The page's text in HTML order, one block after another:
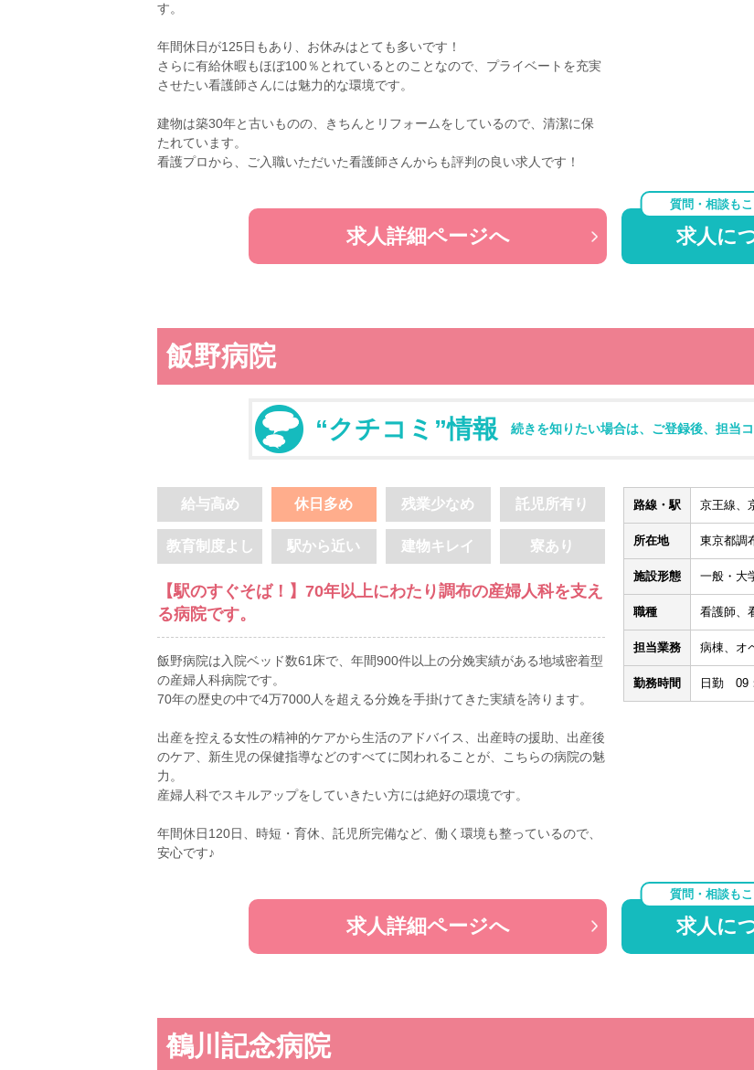
す。
年間休日が125日もあり、お休みはとても多いです！
さらに有給休暇もほぼ100％とれているとのことなので、プライベートを充実
させたい看護師さんには魅力的な環境です。
建物は築30年と古いものの、きちんとリフォームをしているので、清潔に保
たれています。
看護プロから、ご入職いただいた看護師さんからも評判の良い求人です！
求人詳細ページへ
質問・相談も
求人に
飯野病院
“クチコミ”情報 続きを知りたい場合は、ご登録後、担当
給与高め 休日多め 残業少なめ 託児所有り
教育制度よし 駅から近い 建物キレイ 寮あり
【駅のすぐそば！】70年以上にわたり調布の産婦人科を支え
る病院です。
飯野病院は入院ベッド数61床で、年間900件以上の分娩実績がある地域密着型
の産婦人科病院です。
70年の歴史の中で4万7000人を超える分娩を手掛けてきた実績を誇ります。
出産を控える女性の精神的ケアから生活のアドバイス、出産時の援助、出産後
のケア、新生児の保健指導などのすべてに関われることが、こちらの病院の魅
力。
産婦人科でスキルアップをしていきたい方には絶好の環境です。
年間休日120日、時短・育休、託児所完備など、働く環境も整っているので、
安心です♪
路線・駅 京王線、
所在地 東京都調
施設形態 一般・大
職種 看護師、
担当業務 病棟、オ
勤務時間 日勤 09
求人詳細ページへ
質問・相談も
求人に
鶴川記念病院